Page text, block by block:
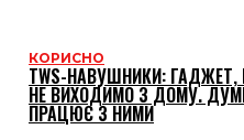
КОРИСНО
TWS-НАВУШНИКИ:
НЕ ВИХОДИМО З ДОМУ.
ПРАЦЮЄ З НИМИ